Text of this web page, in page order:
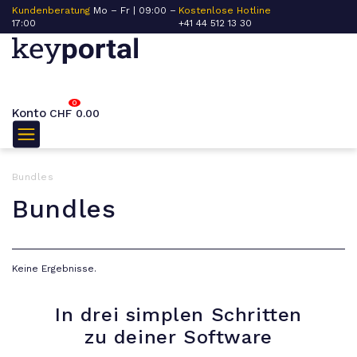
Kundenberatung Mo – Fr | 09:00 –
17:00
Kostenlose Hotline
+41 44 512 13 30
Konto
0
CHF 0.00
Bundles
Bundles
Keine Ergebnisse.
In drei simplen Schritten
zu deiner Software